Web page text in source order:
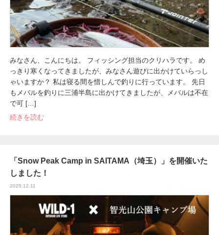
みなさん、こんにちは。 フィッシング担当のクリハラです。 め
っきり寒くなってきましたが、みなさん遊びに出かけていらっし
ゃいますか？ 私は寝る間を惜しんで釣りに行っています。 先日
もメバルを釣りに三浦半島に出かけてきましたが、メバルは不在
で可 […]
続きを読む
「Snow Peak Camp in SAITAMA（埼玉）」を開催いた
しました！
2025.12.11